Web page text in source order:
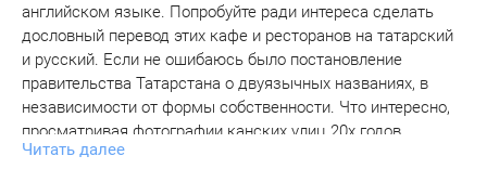
английском языке. Попробуйте ради интереса сделать
дословный перевод этих кафе и ресторанов на татарский
и русский. Если не ошибаюсь было постановление
правительства Татарстана о двуязычных названиях, в
независимости от формы собственности. Что интересно,
просматривая фотографии канских улиц 20х годов
прошлого столетия видим, что это всё было. Да еще в
Читать далее